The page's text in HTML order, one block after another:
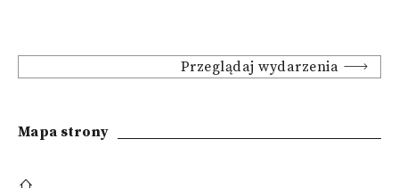
Przeglądaj wydarzenia
Mapa strony